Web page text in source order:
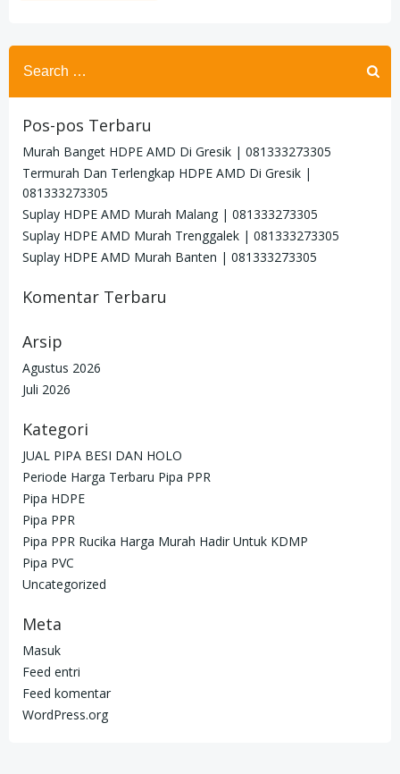
Search
for:
Pos-pos Terbaru
Murah Banget HDPE AMD Di Gresik | 081333273305
Termurah Dan Terlengkap HDPE AMD Di Gresik |
081333273305
Suplay HDPE AMD Murah Malang | 081333273305
Suplay HDPE AMD Murah Trenggalek | 081333273305
Suplay HDPE AMD Murah Banten | 081333273305
Komentar Terbaru
Arsip
Agustus 2026
Juli 2026
Kategori
JUAL PIPA BESI DAN HOLO
Periode Harga Terbaru Pipa PPR
Pipa HDPE
Pipa PPR
Pipa PPR Rucika Harga Murah Hadir Untuk KDMP
Pipa PVC
Uncategorized
Meta
Masuk
Feed entri
Feed komentar
WordPress.org